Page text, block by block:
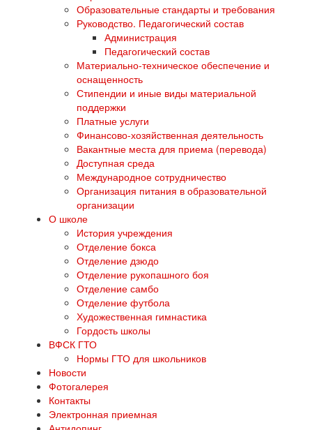
Образовательные стандарты и требования
Руководство. Педагогический состав
Администрация
Педагогический состав
Материально-техническое обеспечение и
оснащенность
Стипендии и иные виды материальной
поддержки
Платные услуги
Финансово-хозяйственная деятельность
Вакантные места для приема (перевода)
Доступная среда
Международное сотрудничество
Организация питания в образовательной
организации
О школе
История учреждения
Отделение бокса
Отделение дзюдо
Отделение рукопашного боя
Отделение самбо
Отделение футбола
Художественная гимнастика
Гордость школы
ВФСК ГТО
Нормы ГТО для школьников
Новости
Фотогалерея
Контакты
Электронная приемная